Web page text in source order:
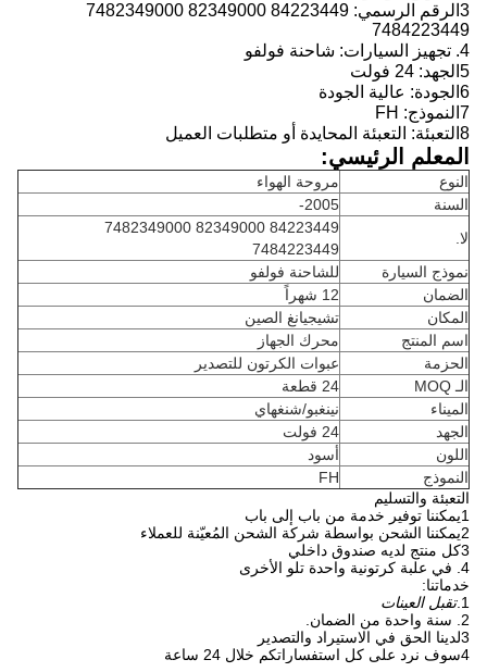
3الرقم الرسمي: 84223449 82349000 7482349000
7484223449
4. تجهيز السيارات: شاحنة فولفو
5الجهد: 24 فولت
6الجودة: عالية الجودة
7النموذج: FH
8التعبئة: التعبئة المحايدة أو متطلبات العميل
المعلم الرئيسي:
النوع
مروحة الهواء
السنة
2005-
لا.
84223449 82349000 7482349000
7484223449
نموذج السيارة
للشاحنة فولفو
الضمان
12 شهراً
المكان
تشيجيانغ الصين
اسم المنتج
محرك الجهاز
الحزمة
عبوات الكرتون للتصدير
الـ MOQ
24 قطعة
الميناء
نينغبو/شنغهاي
الجهد
24 فولت
اللون
أسود
النموذج
FH
التعبئة والتسليم
1يمكننا توفير خدمة من باب إلى باب
2يمكننا الشحن بواسطة شركة الشحن المُعيّنة للعملاء
3كل منتج لديه صندوق داخلي
4. في علبة كرتونية واحدة تلو الأخرى
خدماتنا:
1. تقبل العينات
2. سنة واحدة من الضمان.
3لدينا الحق في الاستيراد والتصدير
4سوف نرد على كل استفساراتكم خلال 24 ساعة